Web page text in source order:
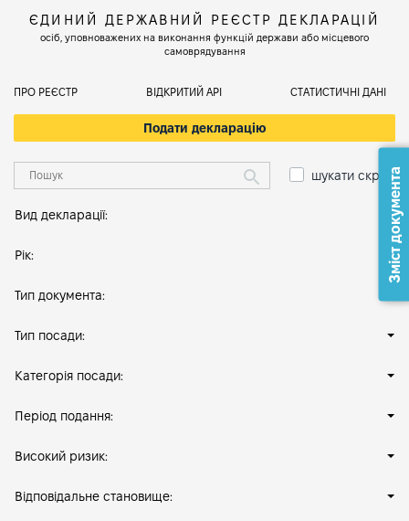
ЄДИНИЙ ДЕРЖАВНИЙ РЕЄСТР ДЕКЛАРАЦІЙ
осіб, уповноважених на виконання функцій держави або місцевого
самоврядування
ПРО РЕЄСТР ВІДКРИТИЙ АРІ СТАТИСТИЧНІ ДАНІ
Подати декларацію
шукати скрізь
Вид декларації:
Рік:
Тип документа:
Тип посади:
Категорія посади:
Період подання:
Високий ризик:
Відповідальне становище:
Зміст документа